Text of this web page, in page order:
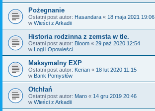
Pożegnanie
Ostatni post autor: Hasandara « 18 maja 2021 19:06
w Wieści z Arkadii
Historia rodzinna z zemsta w tle.
Ostatni post autor: Bloom « 29 paź 2020 12:54
w Logi i Opowieści
Maksymalny EXP
Ostatni post autor: Kerian « 18 lut 2020 11:15
w Bank Pomysłów
Otchłań
Ostatni post autor: Maro « 14 gru 2019 20:46
w Wieści z Arkadii